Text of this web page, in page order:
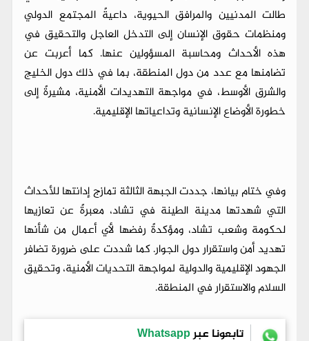
طالت المدنيين والمرافق الحيوية، داعيةً المجتمع الدولي
ومنظمات حقوق الإنسان إلى التدخل العاجل والتحقيق في
هذه الأحداث ومحاسبة المسؤولين عنها. كما أعربت عن
تضامنها مع عدد من دول المنطقة، بما في ذلك دول الخليج
والشرق الأوسط، في مواجهة التهديدات الأمنية، مشيرةً إلى
خطورة الأوضاع الإنسانية وتداعياتها الإقليمية.
وفي ختام بيانها، جددت الجبهة الثالثة تمازج إدانتها للأحداث
التي شهدتها مدينة الطينة في تشاد، معبرةً عن تعازيها
لحكومة وشعب تشاد، ومؤكدةً رفضها لأي أعمال من شأنها
تهديد أمن واستقرار دول الجوار. كما شددت على ضرورة تضافر
الجهود الإقليمية والدولية لمواجهة التحديات الأمنية، وتحقيق
السلام والاستقرار في المنطقة.
تابعونا عبرWhatsapp